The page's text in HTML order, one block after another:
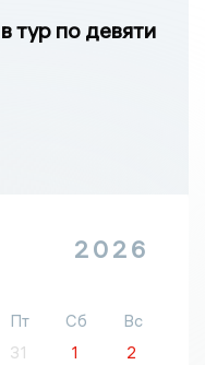
тур по девяти
2026
Пт Сб
Вс
31 1
2